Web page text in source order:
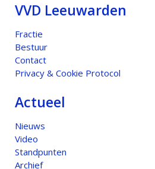
VVD Leeuwarden
Fractie
Bestuur
Contact
Privacy & Cookie Protocol
Actueel
Nieuws
Video
Standpunten
Archief